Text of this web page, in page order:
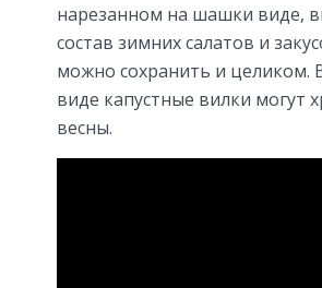
нарезанном на шашки виде,
состав зимних салатов и
можно сохранить и целиком.
виде капустные вилки могут
весны.